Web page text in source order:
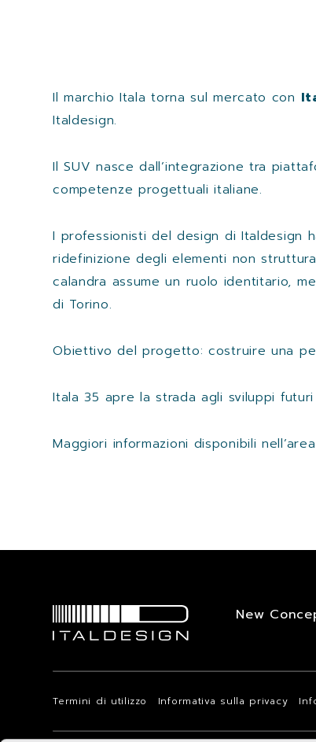
Il marchio Itala torna sul mercato con
Italdesign.
Il SUV nasce dall’integrazione tra
competenze progettuali italiane.
I professionisti del design di Italdesign
ridefinizione degli elementi non
calandra assume un ruolo identitario,
di Torino.
Obiettivo del progetto: costruire una
Itala 35 apre la strada agli sviluppi
Maggiori informazioni disponibili nell’area
New
Termini di utilizzo Informativa sulla privacy